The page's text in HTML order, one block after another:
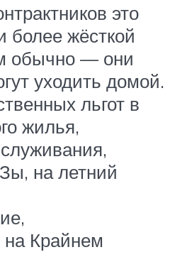
это
более жёсткой
обычно — они
уходить домой.
льгот в
жилья,
на летний
Крайнем